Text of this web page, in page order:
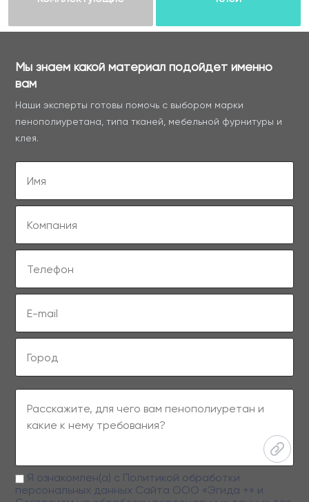
Мы знаем какой материал подойдет именно
вам
Наши эксперты готовы помочь с выбором марки
пенополиуретана, типа тканей, мебельной фурнитуры и
клея.
Я ознакомлен(а) с Политикой обработки
персональных данных Сайта ООО «Эгида +» и